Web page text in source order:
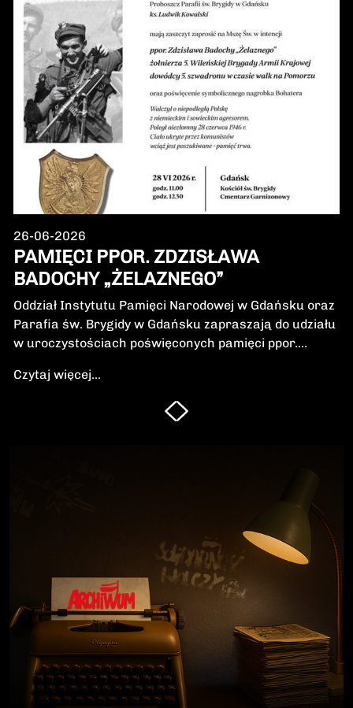
26-06-2026
PAMIĘCI PPOR. ZDZISŁAWA
BADOCHY „ŻELAZNEGO”
Oddział Instytutu Pamięci Narodowej w Gdańsku oraz
Parafia św. Brygidy w Gdańsku zapraszają do udziału
w uroczystościach poświęconych pamięci ppor.
Wileńskiej Brygady Armii Krajowej, dowódcy 5.
szwadronu podczas walk na Pomorzu, jednego z
najbardziej zasłużonych żołnierzy polskiego podziemia
przeciwko niemieckiemu i sowieckiemu okupantowi, a
po zakończeniu wojny pozostał wierny ideałom
wolności. Poległ 28 czerwca 1946 r., a miejsce
ukrycia jego szczątków przez komunistyczny aparat
represji pozostaje do dziś nieznane.Program
uroczystości:11.00 – Msza Święta w Kościele św.
Brygidy w Gdańsku12.30 – poświęcenie
symbolicznego nagrobka na Cmentarzu
Garnizonowym w GdańskuSerdecznie zapraszamy
Czytaj więcej...